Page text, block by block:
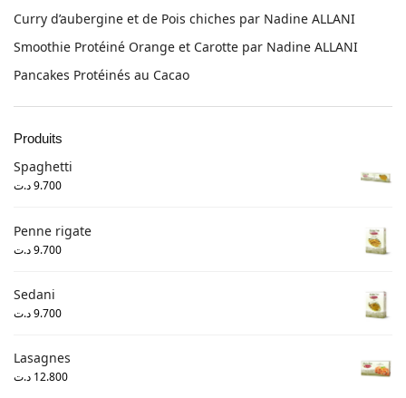
Curry d’aubergine et de Pois chiches par Nadine ALLANI
Smoothie Protéiné Orange et Carotte par Nadine ALLANI
Pancakes Protéinés au Cacao
Produits
Spaghetti
9.700د.ت
Penne rigate
9.700د.ت
Sedani
9.700د.ت
Lasagnes
12.800 د.ت